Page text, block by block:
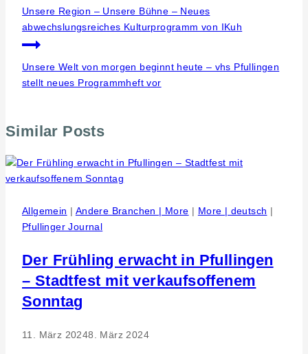
Unsere Region – Unsere Bühne – Neues
abwechslungsreiches Kulturprogramm von IKuh
Unsere Welt von morgen beginnt heute – vhs Pfullingen
stellt neues Programmheft vor
Similar Posts
Allgemein | Andere Branchen | More | More | deutsch |
Pfullinger Journal
Der Frühling erwacht in Pfullingen
– Stadtfest mit verkaufsoffenem
Sonntag
11. März 20248. März 2024